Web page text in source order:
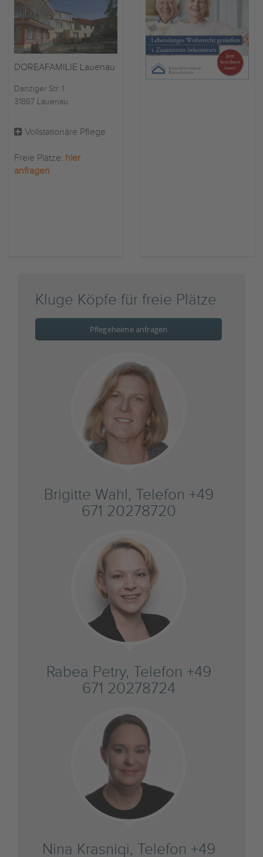
DOREAFAMILIE Lauenau
Danziger Str. 1
31867 Lauenau
Vollstationäre Pflege
Freie Plätze: hier
anfragen
Kluge Köpfe für freie Plätze
Pflegeheime anfragen
Brigitte Wahl, Telefon +49
671 20278720
Rabea Petry, Telefon +49
671 20278724
Nina Krasniqi, Telefon +49